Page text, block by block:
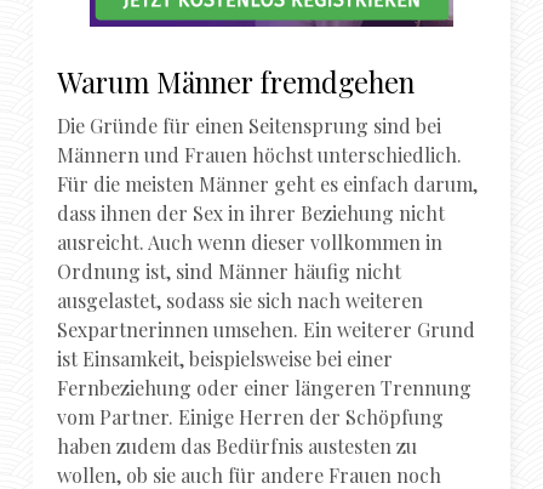
Warum Männer fremdgehen
Die Gründe für einen Seitensprung sind bei
Männern und Frauen höchst unterschiedlich.
Für die meisten Männer geht es einfach darum,
dass ihnen der Sex in ihrer Beziehung nicht
ausreicht. Auch wenn dieser vollkommen in
Ordnung ist, sind Männer häufig nicht
ausgelastet, sodass sie sich nach weiteren
Sexpartnerinnen umsehen. Ein weiterer Grund
ist Einsamkeit, beispielsweise bei einer
Fernbeziehung oder einer längeren Trennung
vom Partner. Einige Herren der Schöpfung
haben zudem das Bedürfnis austesten zu
wollen, ob sie auch für andere Frauen noch